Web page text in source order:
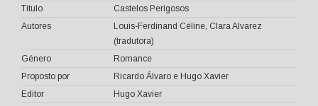
Titulo
Castelos Perigosos
Autores
Louis-Ferdinand Céline, Clara Alvarez
(tradutora)
Género
Romance
Proposto por
Ricardo Álvaro e Hugo Xavier
Editor
Hugo Xavier